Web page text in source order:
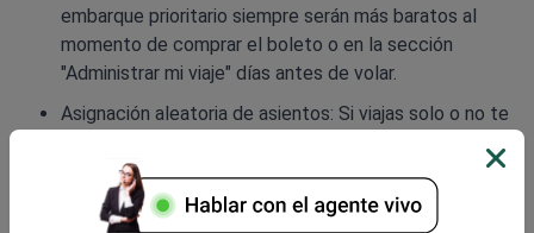
embarque prioritario siempre serán más baratos al
momento de comprar el boleto o en la sección
"Administrar mi viaje" días antes de volar.
Asignación aleatoria de asientos: Si viajas solo o no te
El sistema te asignará uno de forma gratuita y
aleatoria durante el check-in.